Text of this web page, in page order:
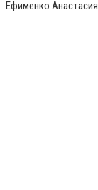
Ефименко Анастасия